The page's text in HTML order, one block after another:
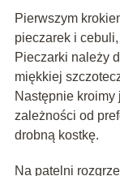
Pierwszym
pieczarek i
Pieczarki należy
miękkiej
Następnie kroimy
zależności od
drobną kostkę.
Na patelni